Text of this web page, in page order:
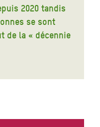
2020 tandis
se sont
de la « décennie